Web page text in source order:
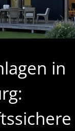
in